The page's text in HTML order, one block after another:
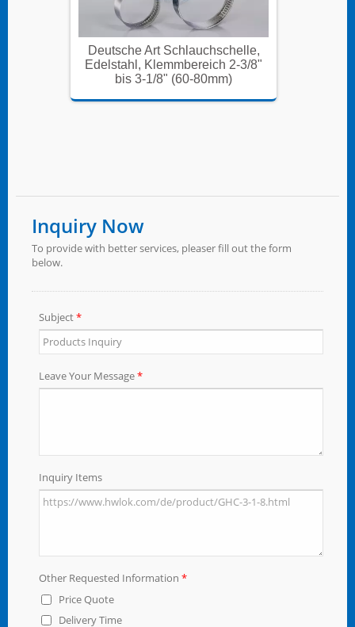
Deutsche Art Schlauchschelle,
Edelstahl, Klemmbereich 2-3/8"
bis 3-1/8" (60-80mm)